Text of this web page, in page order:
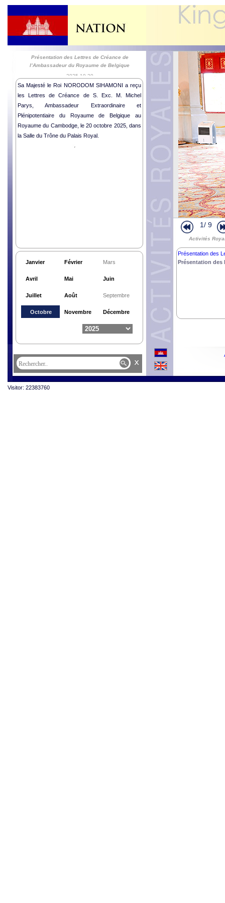
Présentation des Lettres de Créance de
l’Ambassadeur du Royaume de Belgique
2025-10-20
Sa Majesté le Roi NORODOM SIHAMONI a reçu
les Lettres de Créance de S. Exc. M. Michel
Parys, Ambassadeur Extraordinaire et
Plénipotentiaire du Royaume de Belgique au
Royaume du Cambodge, le 20 octobre 2025, dans
la Salle du Trône du Palais Royal.
Janvier Février Mars
Avril Mai Juin
Juillet Août Septembre
Octobre Novembre Décembre
1/ 9
Activités
Présentation des
Présentation des
x
Visitor: 22383760